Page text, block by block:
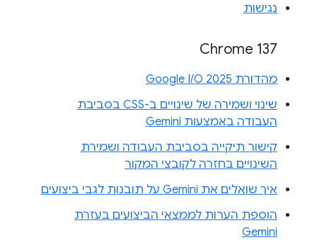
נגישות
Chrome 137
מהדורת Google I/O 2025
שינוי ושמירה של שינויים ב-CSS בסביבת
העבודה באמצעות Gemini
קישור תיקייה בסביבת העבודה ושמירת
השינויים בחזרה לקובצי המקור
איך שואלים את Gemini על תובנות לגבי ביצועים
הוספת הערות לממצאי הביצועים בעזרת
Gemini